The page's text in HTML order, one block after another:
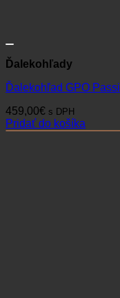
Ďalekohľady
Ďalekohľad GPO
459,00€ s DPH
Pridať do košíka